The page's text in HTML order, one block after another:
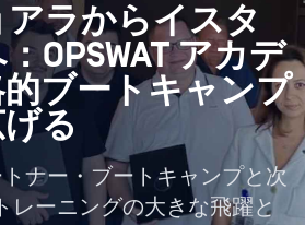
ラからイスタ
OPSWAT アカデ
ブートキャンプ
る
ナー・ブートキャンプと次
レーニングの大きな飛躍と